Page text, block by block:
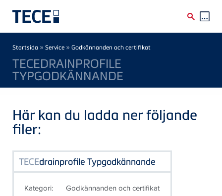
Breadcrumb
Startsida » Service » Godkännanden och certifikat
TECEDRAINPROFILE
TYPGODKÄNNANDE
Här kan du ladda ner följande
filer:
TECEdrainprofile Typgodkännande
Kategori: Godkännanden och certifikat